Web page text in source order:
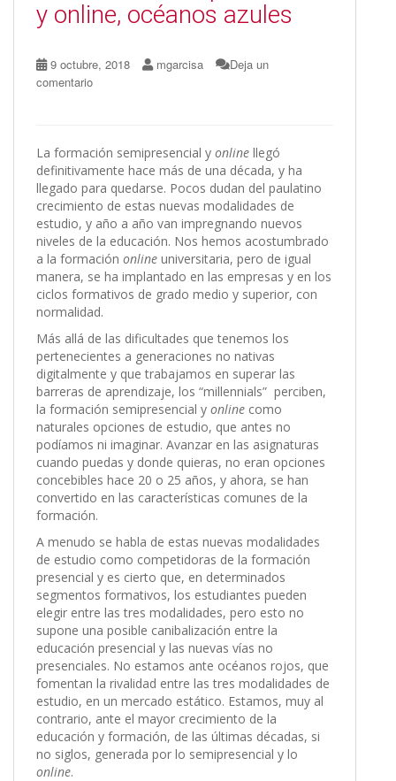
y online, océanos azules
9 octubre, 2018 mgarcisa
Deja un
comentario
La formación semipresencial y online llegó
definitivamente hace más de una década, y ha
llegado para quedarse. Pocos dudan del paulatino
crecimiento de estas nuevas modalidades de
estudio, y año a año van impregnando nuevos
niveles de la educación. Nos hemos acostumbrado
a la formación online universitaria, pero de igual
manera, se ha implantado en las empresas y en los
ciclos formativos de grado medio y superior, con
normalidad.
Más allá de las dificultades que tenemos los
pertenecientes a generaciones no nativas
digitalmente y que trabajamos en superar las
barreras de aprendizaje, los “millennials” perciben,
la formación semipresencial y online como
naturales opciones de estudio, que antes no
podíamos ni imaginar. Avanzar en las asignaturas
cuando puedas y donde quieras, no eran opciones
concebibles hace 20 o 25 años, y ahora, se han
convertido en las características comunes de la
formación.
A menudo se habla de estas nuevas modalidades
de estudio como competidoras de la formación
presencial y es cierto que, en determinados
segmentos formativos, los estudiantes pueden
elegir entre las tres modalidades, pero esto no
supone una posible canibalización entre la
educación presencial y las nuevas vías no
presenciales. No estamos ante océanos rojos, que
fomentan la rivalidad entre las tres modalidades de
estudio, en un mercado estático. Estamos, muy al
contrario, ante el mayor crecimiento de la
educación y formación, de las últimas décadas, si
no siglos, generada por lo semipresencial y lo
online.